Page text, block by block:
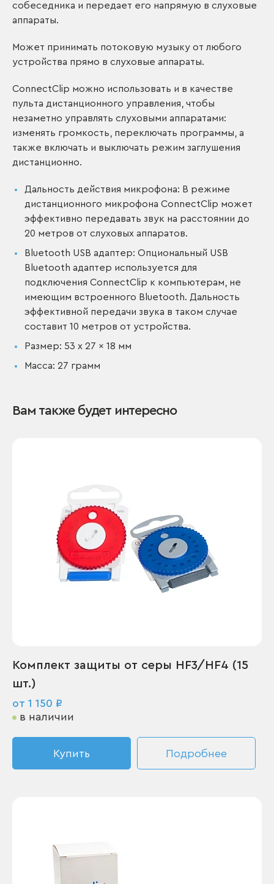
собеседника и передает его напрямую в слуховые
аппараты.
Может принимать потоковую музыку от любого
устройства прямо в слуховые аппараты.
ConnectClip можно использовать и в качестве
пульта дистанционного управления, чтобы
незаметно управлять слуховыми аппаратами:
изменять громкость, переключать программы, а
также включать и выключать режим заглушения
дистанционно.
Дальность действия микрофона: В режиме
дистанционного микрофона ConnectClip может
эффективно передавать звук на расстоянии до
20 метров от слуховых аппаратов.
Bluetooth USB адаптер: Опциональный USB
Bluetooth адаптер используется для
подключения ConnectClip к компьютерам, не
имеющим встроенного Bluetooth. Дальность
эффективной передачи звука в таком случае
составит 10 метров от устройства.
Размер: 53 x 27 x 18 мм
Масса: 27 грамм
Вам также будет интересно
Комплект защиты от серы HF3/HF4 (15
шт.)
от 1 150 ₽
в наличии
Купить Подробнее